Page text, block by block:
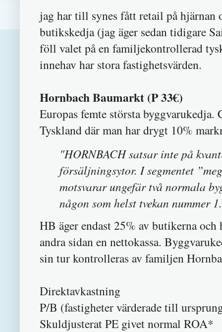
jag har till synes fått retail på hjärnan
butikskedja (jag äger sedan tidigare
föll valet på en familjekontrollerad
innehav har stora fastighetsvärden.
Hornbach Baumarkt (P 33€)
Europas femte största
Tyskland där man har drygt 10%
"HORNBACH satsar inte på
försäljningsytor. I segmentet
motsvarar ungefär två normala
någon som helst tvekan nummer
HB äger endast 25% av butikerna
andra sidan en nettokassa.
sin tur kontrolleras av familjen
P/B (fastigheter värderade till
Skuldjusterat PE givet